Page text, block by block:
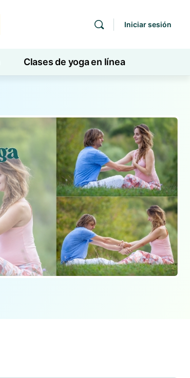
Iniciar sesión
Clases de yoga en línea